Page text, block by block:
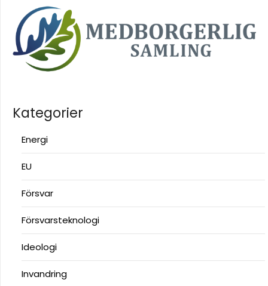
Kategorier
Energi
EU
Försvar
Försvarsteknologi
Ideologi
Invandring